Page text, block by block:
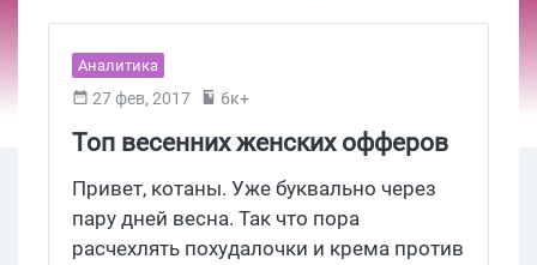
Аналитика
27 фев, 2017 6к+
Топ весенних женских офферов
Привет, котаны. Уже буквально через
пару дней весна. Так что пора
расчехлять похудалочки и крема против